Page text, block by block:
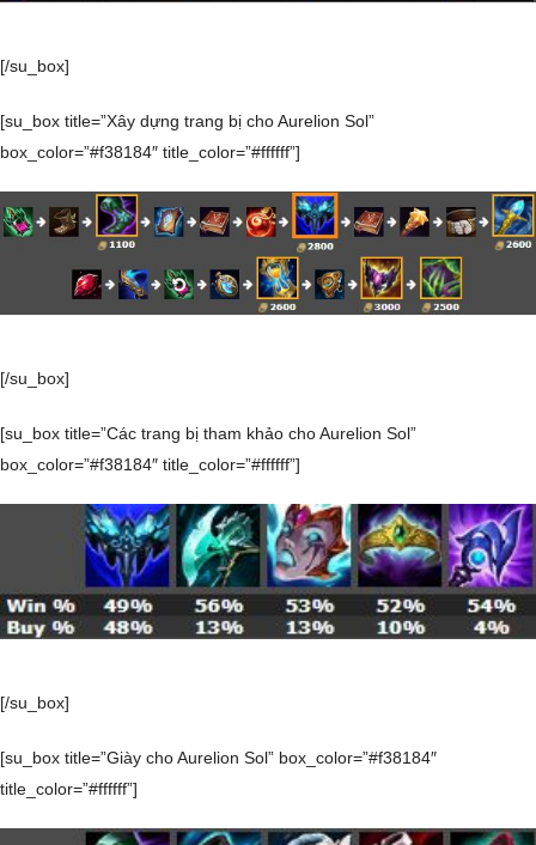
[/su_box]
[su_box title=”Xây dựng trang bị cho Aurelion Sol”
box_color=”#f38184″ title_color=”#ffffff”]
[/su_box]
[su_box title=”Các trang bị tham khảo cho Aurelion Sol”
box_color=”#f38184″ title_color=”#ffffff”]
[/su_box]
[su_box title=”Giày cho Aurelion Sol” box_color=”#f38184″
title_color=”#ffffff”]